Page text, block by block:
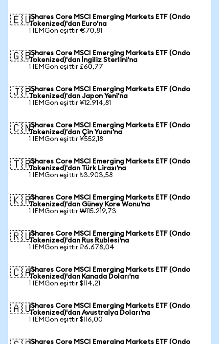
🇪🇺iShares Core MSCI Emerging Markets ETF (Ondo
Tokenized)'dan Euro'na
1 IEMGon eşittir €70,81
🇬🇧iShares Core MSCI Emerging Markets ETF (Ondo
Tokenized)'dan İngiliz Sterlini'na
1 IEMGon eşittir £60,77
🇯🇵iShares Core MSCI Emerging Markets ETF (Ondo
Tokenized)'dan Japon Yeni'na
1 IEMGon eşittir ¥12.914,81
🇨🇳iShares Core MSCI Emerging Markets ETF (Ondo
Tokenized)'dan Çin Yuanı'na
1 IEMGon eşittir ¥552,18
🇹🇷iShares Core MSCI Emerging Markets ETF (Ondo
Tokenized)'dan Türk Lirası'na
1 IEMGon eşittir ₺3.903,58
🇰🇷iShares Core MSCI Emerging Markets ETF (Ondo
Tokenized)'dan Güney Kore Wonu'na
1 IEMGon eşittir ₩115.219,73
🇷🇺iShares Core MSCI Emerging Markets ETF (Ondo
Tokenized)'dan Rus Rublesi'na
1 IEMGon eşittir ₽6.678,04
🇨🇦iShares Core MSCI Emerging Markets ETF (Ondo
Tokenized)'dan Kanada Doları'na
1 IEMGon eşittir $114,21
🇦🇺iShares Core MSCI Emerging Markets ETF (Ondo
Tokenized)'dan Avustralya Doları'na
1 IEMGon eşittir $116,00
iShares Core MSCI Emerging Markets ETF (Ondo